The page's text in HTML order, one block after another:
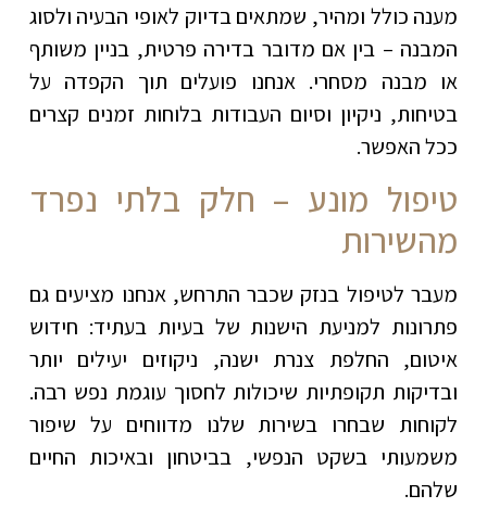
מענה כולל ומהיר, שמתאים בדיוק לאופי הבעיה ולסוג
המבנה – בין אם מדובר בדירה פרטית, בניין משותף
או מבנה מסחרי. אנחנו פועלים תוך הקפדה על
בטיחות, ניקיון וסיום העבודות בלוחות זמנים קצרים
ככל האפשר.
טיפול מונע – חלק בלתי נפרד
מהשירות
מעבר לטיפול בנזק שכבר התרחש, אנחנו מציעים גם
פתרונות למניעת הישנות של בעיות בעתיד: חידוש
איטום, החלפת צנרת ישנה, ניקוזים יעילים יותר
ובדיקות תקופתיות שיכולות לחסוך עוגמת נפש רבה.
לקוחות שבחרו בשירות שלנו מדווחים על שיפור
משמעותי בשקט הנפשי, בביטחון ובאיכות החיים
שלהם.